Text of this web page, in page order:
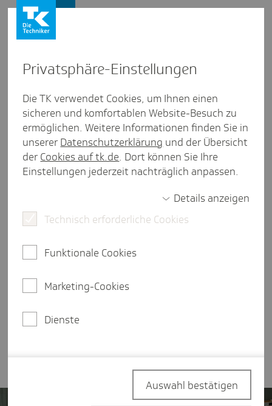
Mehr Mut in der Kran­ken­haus­
pla­nung im Saar­land nötig
Posi­tion aus Saar­land
Im Saarland steht passend zur Krankenhausreform
Jahre 2026 bis 2030 auf der Agenda. Aus Sicht der
Kliniklandschaft im Saarland zukunftsfest und
Mut notwendig als bisher, denn ohne
Spezialisierung und Konzentration wird es dabei
seinem Standpunkt sicher.
Presse und Politik Krankenhausversorgung
Privat­sphäre-Einstel­lungen
Die TK verwendet Cookies, um Ihnen einen
sicheren und komfortablen Website-Besuch zu
ermöglichen. Weitere Informationen finden Sie in
unserer Datenschutzerklärung und der Übersicht
der Cookies auf tk.de. Dort können Sie Ihre
Einstellungen jederzeit nachträglich anpassen.
Details anzeigen
Technisch erforderliche Cookies
Funktionale Cookies
Marketing-Cookies
Dienste
Auswahl bestätigen